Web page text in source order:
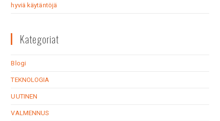
hyviä käytäntöjä
Kategoriat
Blogi
TEKNOLOGIA
UUTINEN
VALMENNUS